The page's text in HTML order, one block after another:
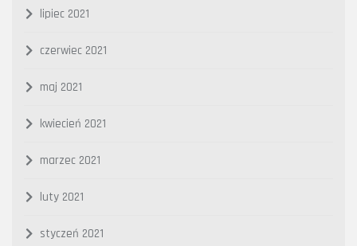
lipiec 2021
czerwiec 2021
maj 2021
kwiecień 2021
marzec 2021
luty 2021
styczeń 2021